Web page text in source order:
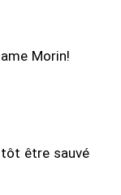
Morin!
être sauvé